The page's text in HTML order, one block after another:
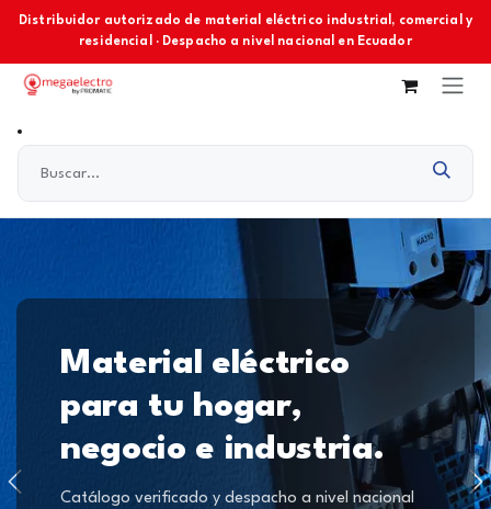
Ir al contenido
Distribuidor autorizado de material eléctrico industrial, comercial y
residencial · Despacho a nivel nacional en Ecuador
Material eléctrico
para tu hogar,
negocio e industria.
Catálogo verificado y despacho a nivel nacional